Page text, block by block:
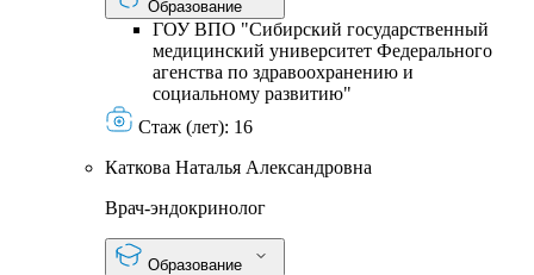
Образование
ГОУ ВПО "Сибирский государственный
медицинский университет Федерального
агенства по здравоохранению и
социальному развитию"
Стаж (лет): 16
Каткова Наталья Александровна
Врач-эндокринолог
Образование